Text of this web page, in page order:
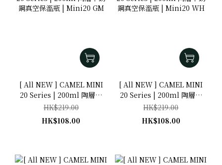
[ All NEW ] CAMEL MINI
20 Series | 200ml 陶層不
銹鋼真空保溫瓶 | Mini20
GM
HK$219.00
HK$108.00
[ All NEW ] CAMEL MINI
20 Series | 200ml 陶層不
銹鋼真空保溫瓶 | Mini20
WH
HK$219.00
HK$108.00